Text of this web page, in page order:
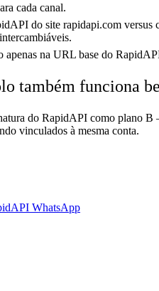
cada canal.
do site rapidapi.com versus
na URL base do
também funciona
do RapidAPI como plano
vinculados à mesma conta.
WhatsApp